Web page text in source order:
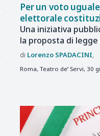
Per un voto
elettorale
Una iniziativa
la proposta di
Lorenzo SPADACINI
Roma, Teatro de’ Servi, 30